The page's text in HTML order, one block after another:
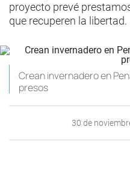
proyecto prevé
que recuperen la libertad.
Crean invernadero en
presos
30 de